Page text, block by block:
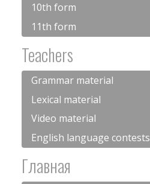
10th form
11th form
Teachers
Grammar material
Lexical material
Video material
English language contests
Главная